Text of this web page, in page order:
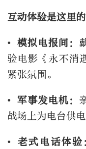
互动体验是这里的
• 模拟电报间：
验电影《永不消
紧张氛围。
• 军事发电机：
战场上为电台供电
• 老式电话体验